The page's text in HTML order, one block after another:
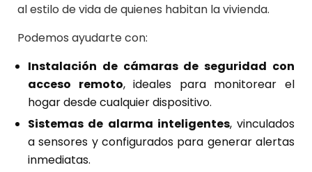
al estilo de vida de quienes habitan la vivienda.
Podemos ayudarte con:
Instalación de cámaras de seguridad con
acceso remoto, ideales para monitorear el
hogar desde cualquier dispositivo.
Sistemas de alarma inteligentes, vinculados
a sensores y configurados para generar alertas
inmediatas.